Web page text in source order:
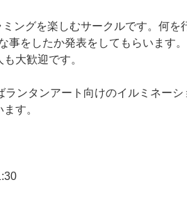
ングを楽しむサークルです。何を
事をしたか発表をしてもらいます。
大歓迎です。
ランタンアート向けのイルミネーシ
す。